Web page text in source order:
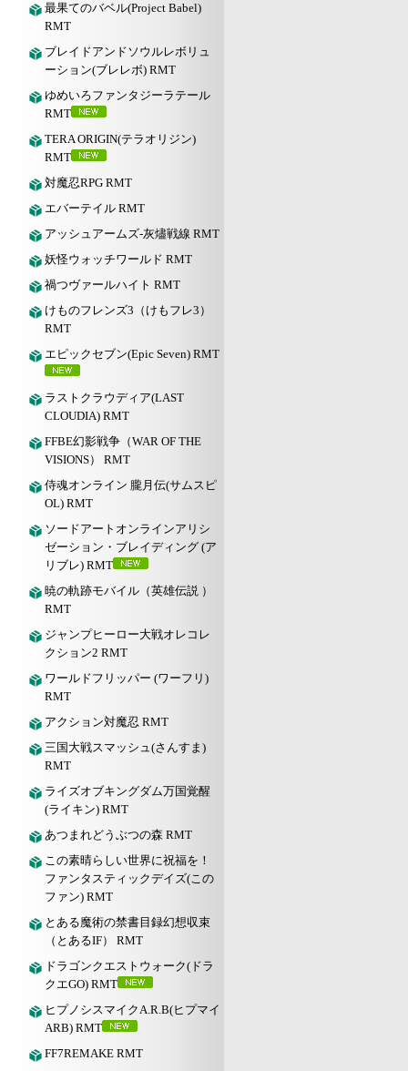
最果てのバベル(Project Babel)
RMT
ブレイドアンドソウルレボリュ
ーション(ブレレボ) RMT
ゆめいろファンタジーラテール
RMT
TERA ORIGIN(テラオリジン)
RMT
対魔忍RPG RMT
エバーテイル RMT
アッシュアームズ‐灰燼戦線 RMT
妖怪ウォッチワールド RMT
禍つヴァールハイト RMT
けものフレンズ3（けもフレ3）
RMT
エピックセブン(Epic Seven) RMT
ラストクラウディア(LAST
CLOUDIA) RMT
FFBE幻影戦争（WAR OF THE
VISIONS） RMT
侍魂オンライン 朧月伝(サムスピ
OL) RMT
ソードアートオンラインアリシ
ゼーション・ブレイディング (ア
リブレ) RMT
暁の軌跡モバイル（英雄伝説 ）
RMT
ジャンプヒーロー大戦オレコレ
クション2 RMT
ワールドフリッパー (ワーフリ)
RMT
アクション対魔忍 RMT
三国大戦スマッシュ(さんすま)
RMT
ライズオブキングダム万国覚醒
(ライキン) RMT
あつまれどうぶつの森 RMT
この素晴らしい世界に祝福を！
ファンタスティックデイズ(この
ファン) RMT
とある魔術の禁書目録幻想収束
（とあるIF） RMT
ドラゴンクエストウォーク(ドラ
クエGO) RMT
ヒプノシスマイクA.R.B(ヒプマイ
ARB) RMT
FF7REMAKE RMT